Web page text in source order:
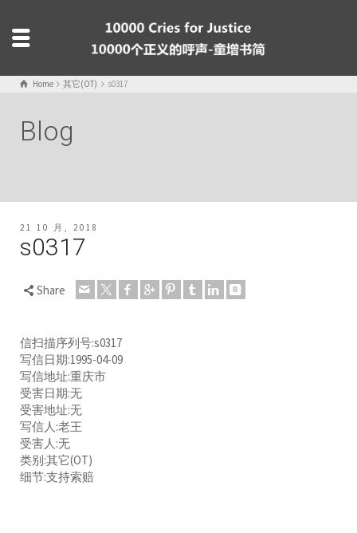
Home 其它(OT) s0317
Blog
21 10 月, 2018
s0317
Share
信扫描序列号:s0317
写信日期:1995-04-09
写信地址:重庆市
受害日期:无
受害地址:无
写信人:老王
受害人:无
类别:其它(OT)
细节:支持索赔